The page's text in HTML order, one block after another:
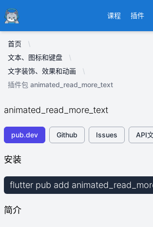
Ducafecat 课程 插件
首页
文本、图标和键盘
文字装饰、效果和动画
插件包 animated_read_more_text
animated_read_more_text
pub.dev Github Issues API
安装
flutter pub add
简介